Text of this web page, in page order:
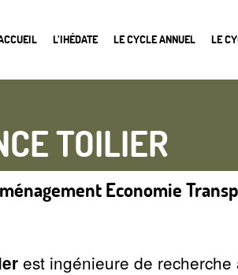
L’IHÉDATE LE CYCLE ANNUEL LE
TOILIER
Economie
est ingénieure de